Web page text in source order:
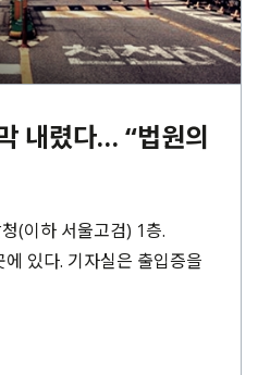
내렸다… “법원의
(이하 서울고검) 1층.
있다. 기자실은 출입증을
구조였다. 기자는